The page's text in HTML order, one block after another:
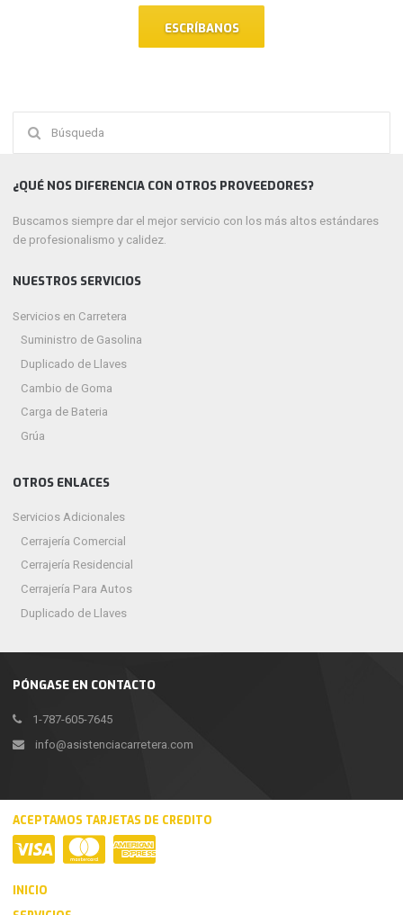
ESCRÍBANOS
PÓNGASE EN CONTACTO
1-787-605-7645
info@asistenciacarretera.com
¿QUÉ NOS DIFERENCIA CON OTROS PROVEEDORES?
Buscamos siempre dar el mejor servicio con los más altos estándares
de profesionalismo y calidez.
NUESTROS SERVICIOS
Servicios en Carretera
Suministro de Gasolina
Duplicado de Llaves
Cambio de Goma
Carga de Bateria
Grúa
OTROS ENLACES
Servicios Adicionales
Cerrajería Comercial
Cerrajería Residencial
Cerrajería Para Autos
Duplicado de Llaves
ACEPTAMOS TARJETAS DE CREDITO
INICIO